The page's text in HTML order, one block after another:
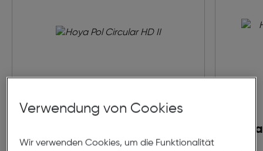
Verwendung von Cookies
Wir verwenden Cookies, um die Funktionalität